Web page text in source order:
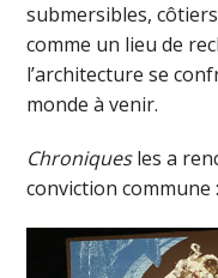
submersibles,
comme un lieu de
l’architecture se
monde à venir.
Chroniquesles a
conviction commune